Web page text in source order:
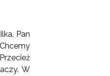
Pan
W